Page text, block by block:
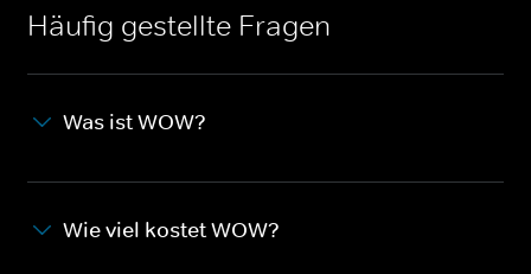
Häufig gestellte Fragen
Was ist WOW?
Wie viel kostet WOW?